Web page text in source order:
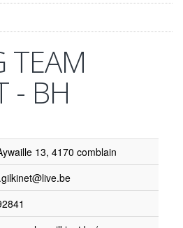
TEAM
- BH
13, 4170 comblain